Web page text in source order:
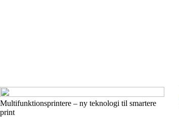
Multifunktionsprintere – ny teknologi til smartere
print